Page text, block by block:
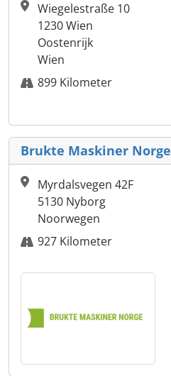
Wiegelestraße 10
1230 Wien
Oostenrijk
Wien
899 Kilometer
Brukte Maskiner Norge
Myrdalsvegen 42F
5130 Nyborg
Noorwegen
927 Kilometer